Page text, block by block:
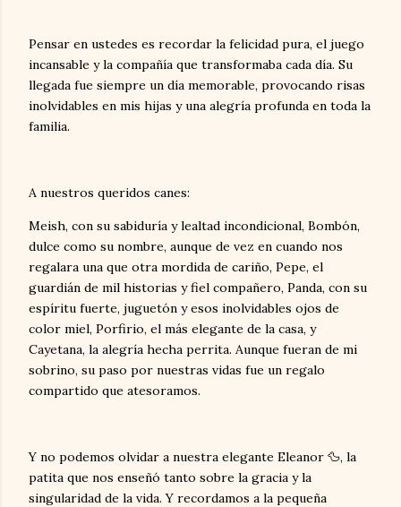
Pensar en ustedes es recordar la felicidad pura, el juego
incansable y la compañía que transformaba cada día. Su
llegada fue siempre un día memorable, provocando risas
inolvidables en mis hijas y una alegría profunda en toda la
familia.
A nuestros queridos canes:
Meish, con su sabiduría y lealtad incondicional, Bombón,
dulce como su nombre, aunque de vez en cuando nos
regalara una que otra mordida de cariño, Pepe, el
guardián de mil historias y fiel compañero, Panda, con su
espíritu fuerte, juguetón y esos inolvidables ojos de
color miel, Porfirio, el más elegante de la casa, y
Cayetana, la alegría hecha perrita. Aunque fueran de mi
sobrino, su paso por nuestras vidas fue un regalo
compartido que atesoramos.
Y no podemos olvidar a nuestra elegante Eleanor 🦆, la
patita que nos enseñó tanto sobre la gracia y la
singularidad de la vida. Y recordamos a la pequeña